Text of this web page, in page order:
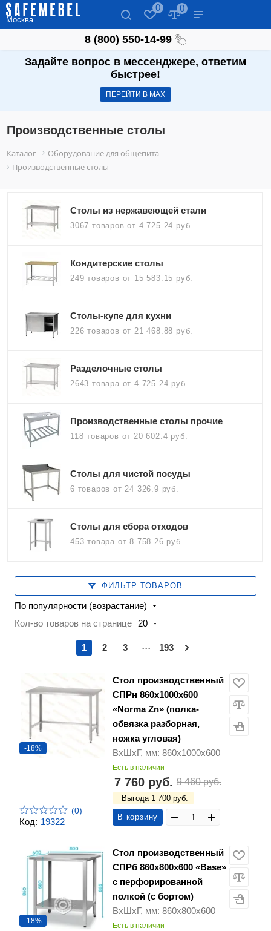
Москва
0 0
8 (800) 550-14-99
Задайте вопрос в мессенджере, ответим
быстрее!
ПЕРЕЙТИ В МАХ
Производственные столы
Каталог
Оборудование для общепита
Производственные столы
Столы из нержавеющей стали
3067 товаровот 4 725.24 руб.
Кондитерские столы
249 товаров от 15 583.15 руб.
Столы-купе для кухни
226 товаров от 21 468.88 руб.
Разделочные столы
2643 товара от 4 725.24 руб.
Производственные столы прочие
118 товаров от 20 602.4 руб.
Столы для чистой посуды
6 товаров от 24 326.9 руб.
Столы для сбора отходов
453 товара от 8 758.26 руб.
ФИЛЬТР ТОВАРОВ
По популярности (возрастание)
Кол-во товаров на странице
20
1 2 3 ... 193
Код: 19322
-18%
(0)
Стол производственный
СПРн 860х1000х600
«Norma Zn» (полка-
обвязка разборная,
ножка угловая)
ВхШхГ, мм: 860х1000х600
Есть в наличии
7 760 руб. 9 460 руб.
Выгода 1 700 руб.
В корзину
-18%
Стол производственный
СПРб 860х800х600 «Base»
с перфорированной
полкой (с бортом)
ВхШхГ, мм: 860х800х600
Есть в наличии